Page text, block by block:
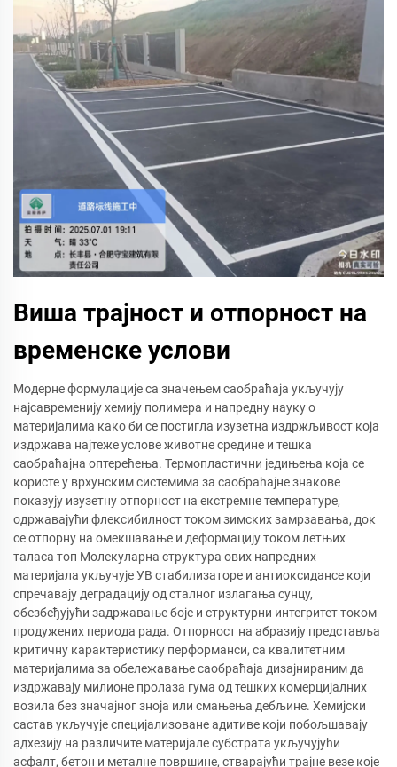
Виша трајност и отпорност на
временске услови
Модерне формулације са значењем саобраћаја укључују
најсавременију хемију полимера и напредну науку о
материјалима како би се постигла изузетна издржљивост која
издржава најтеже услове животне средине и тешка
саобраћајна оптерећења. Термопластични једињења која се
користе у врхунским системима за саобраћајне знакове
показују изузетну отпорност на екстремне температуре,
одржавајући флексибилност током зимских замрзавања, док
се отпорну на омекшавање и деформацију током летњих
таласа топ Молекуларна структура ових напредних
материјала укључује УВ стабилизаторе и антиоксидансе који
спречавају деградацију од сталног излагања сунцу,
обезбеђујући задржавање боје и структурни интегритет током
продужених периода рада. Отпорност на абразију представља
критичну карактеристику перформанси, са квалитетним
материјалима за обележавање саобраћаја дизајнираним да
издржавају милионе пролаза гума од тешких комерцијалних
возила без значајног зноја или смањења дебљине. Хемијски
састав укључује специјализоване адитиве који побољшавају
адхезију на различите материјале субстрата укључујући
асфалт, бетон и металне површине, стварајући трајне везе које